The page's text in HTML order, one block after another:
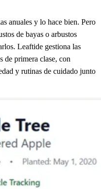
anuales y lo hace bien. Pero
de bayas o arbustos
Leaftide gestiona las
de primera clase, con
y rutinas de cuidado junto